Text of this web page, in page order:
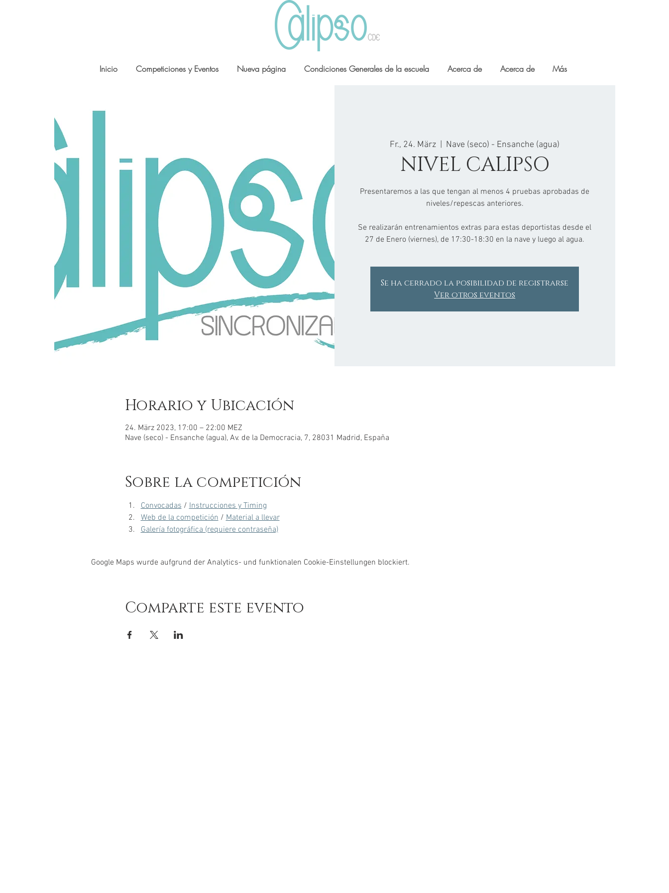
Inicio Competiciones y Eventos Nueva página Condiciones Generales de la escuela Acerca de Acerca de Más
Fr., 24. März
  |
Nave (seco) - Ensanche (agua)
NIVEL CALIPSO
Presentaremos a las que tengan al menos 4 pruebas aprobadas de
niveles/repescas anteriores.
Se realizarán entrenamientos extras para estas deportistas desde el
27 de Enero (viernes), de 17:30-18:30 en la nave y luego al agua.
Se ha cerrado la posibilidad de registrarse
Ver otros eventos
Horario y Ubicación
24. März 2023, 17:00 – 22:00 MEZ
Nave (seco) - Ensanche (agua), Av. de la Democracia, 7, 28031 Madrid, España
Sobre la competición
Convocadas / Instrucciones y Timing
Web de la competición / Material a llevar
Galería fotográfica (requiere contraseña)
Google Maps wurde aufgrund der Analytics- und funktionalen Cookie-Einstellungen blockiert.
Comparte este evento